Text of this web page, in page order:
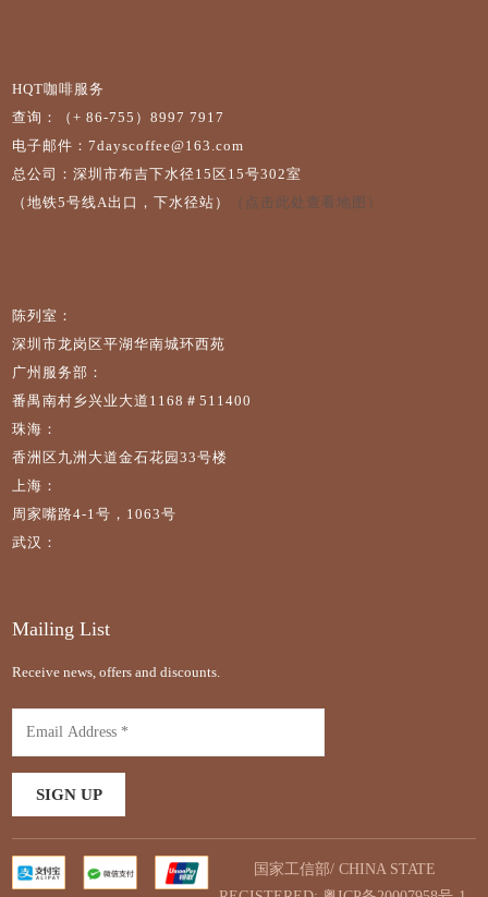
HQT咖啡服务
查询：（+ 86-755）8997 7917
电子邮件：7dayscoffee@163.com
总公司：深圳市布吉下水径15区15号302室
（地铁5号线A出口，下水径站）
（点击此处查看地图）
陈列室：
深圳市龙岗区平湖华南城环西苑
广州服务部：
番禺南村乡兴业大道1168＃511400
珠海：
香洲区九洲大道金石花园33号楼
上海：
周家嘴路4-1号，1063号
武汉：
Mailing List
Receive news, offers and discounts.
国家工信部/ CHINA STATE